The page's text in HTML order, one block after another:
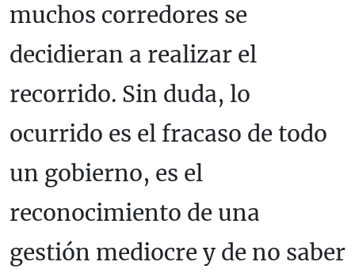
muchos corredores se
decidieran a realizar el
recorrido. Sin duda, lo
ocurrido es el fracaso de todo
un gobierno, es el
reconocimiento de una
gestión mediocre y de no saber